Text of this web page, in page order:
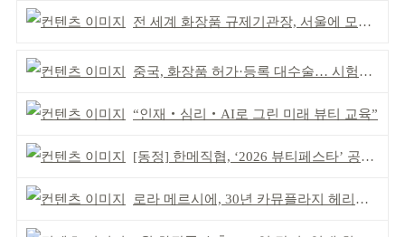
전 세계 화장품 규제기관장, 서울에 모인다
중국, 화장품 허가·등록 대수술… 시험자료 공용 허용
“인재‧심리‧AI로 그린 미래 뷰티 교육”
[동정] 한메직협, ‘2026 뷰티페스타’ 공동 주최
로라 메르시에, 30년 카뮤플라지 헤리티지 담아